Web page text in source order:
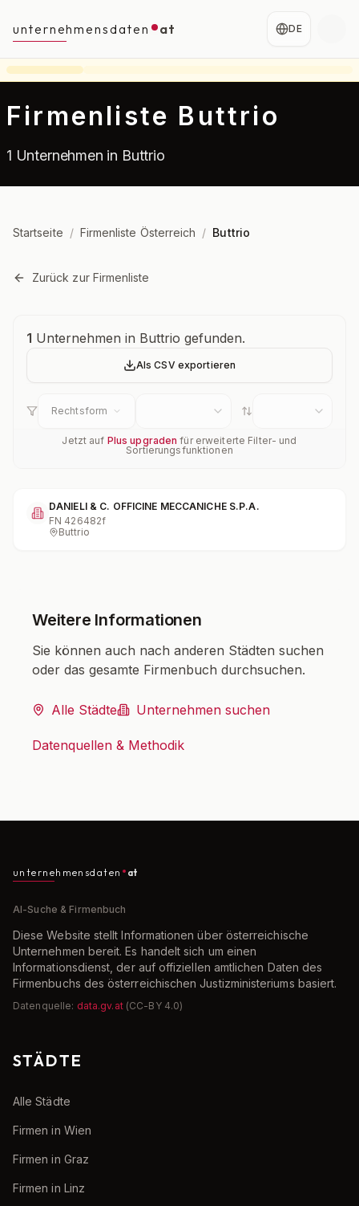
unternehmensdaten at DE
Firmenliste Buttrio
1 Unternehmen in Buttrio
Startseite / Firmenliste Österreich / Buttrio
Zurück zur Firmenliste
Unternehmensübersicht
1 Unternehmen in Buttrio gefunden.
Als CSV exportieren
Rechtsform
Jetzt auf Plus upgraden für erweiterte Filter- und
Sortierungsfunktionen
DANIELI & C. OFFICINE MECCANICHE S.P.A.
FN 426482f
Buttrio
Weitere Informationen
Sie können auch nach anderen Städten suchen
oder das gesamte Firmenbuch durchsuchen.
Alle Städte Unternehmen suchen
Datenquellen & Methodik
unternehmensdaten at
AI-Suche & Firmenbuch
Diese Website stellt Informationen über österreichische
Unternehmen bereit. Es handelt sich um einen
Informationsdienst, der auf offiziellen amtlichen Daten des
Firmenbuchs des österreichischen Justizministeriums basiert.
Datenquelle: data.gv.at (CC-BY 4.0)
STÄDTE
Alle Städte
Firmen in Wien
Firmen in Graz
Firmen in Linz